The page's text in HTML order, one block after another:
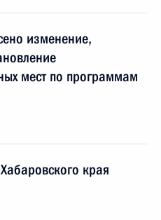
изменение,
мест по программам
края